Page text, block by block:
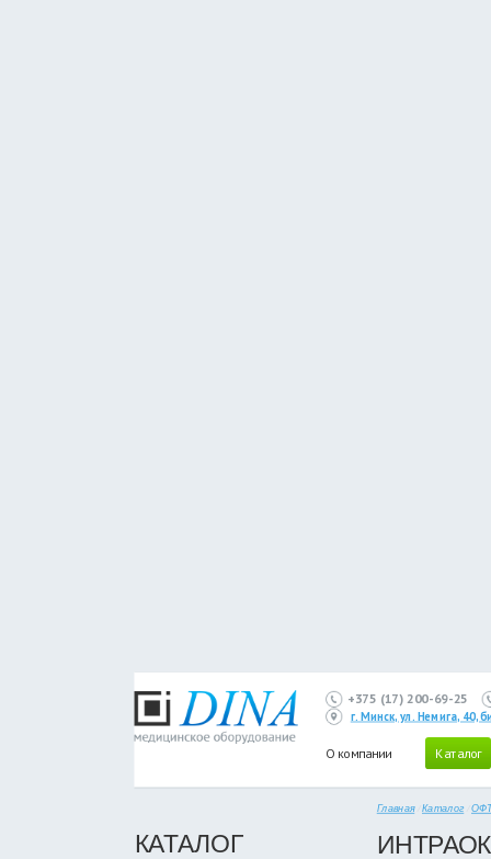
+375 (17) 200-69-25
г. Минск, ул. Немига, 40,
О компании Каталог
КАТАЛОГ
Главная Каталог